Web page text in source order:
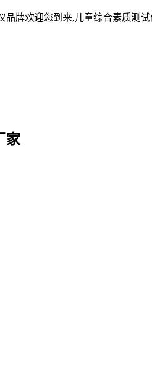
品牌欢迎您到来,儿童综合素质测
家